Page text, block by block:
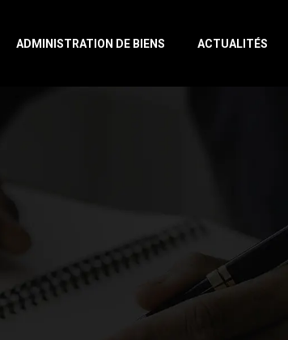
ADMINISTRATION DE BIENS ACTUALITÉS